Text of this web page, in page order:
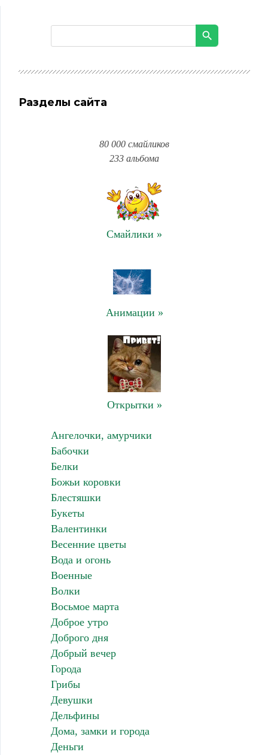
Разделы сайта
80 000 смайликов
233 альбома
Смайлики »
Анимации »
Открытки »
Ангелочки, амурчики
Бабочки
Белки
Божьи коровки
Блестяшки
Букеты
Валентинки
Весенние цветы
Вода и огонь
Военные
Волки
Восьмое марта
Доброе утро
Доброго дня
Добрый вечер
Города
Грибы
Девушки
Дельфины
Дома, замки и города
Деньги